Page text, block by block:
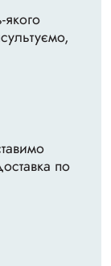
по